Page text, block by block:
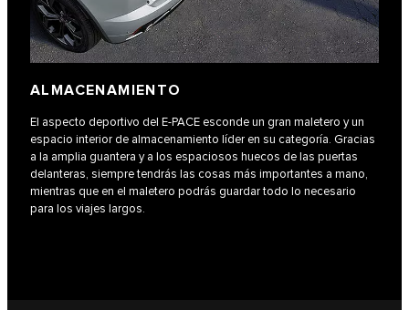
ALMACENAMIENTO
El aspecto deportivo del E‑PACE esconde un gran maletero y un
espacio interior de almacenamiento líder en su categoría. Gracias
a la amplia guantera y a los espaciosos huecos de las puertas
delanteras, siempre tendrás las cosas más importantes a mano,
mientras que en el maletero podrás guardar todo lo necesario
para los viajes largos.